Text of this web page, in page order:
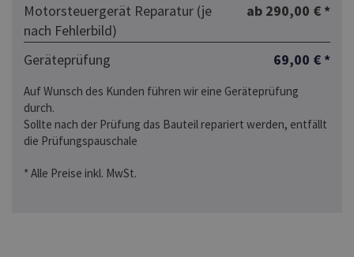
Motorsteuergerät Reparatur (je
nach Fehlerbild)
ab 290,00 € *
Geräteprüfung 69,00 € *
Auf Wunsch des Kunden führen wir eine Geräteprüfung
durch.
Sollte nach der Prüfung das Bauteil repariert werden, entfällt
die Prüfungspauschale
* Alle Preise inkl. MwSt.